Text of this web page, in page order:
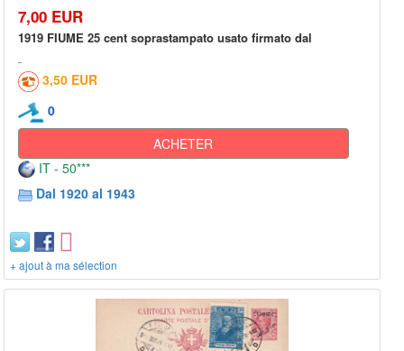
7,00 EUR
1919 FIUME 25 cent soprastampato usato firmato dal
3,50 EUR
0
ACHETER
IT - 50***
Dal 1920 al 1943
+ ajout à ma sélection